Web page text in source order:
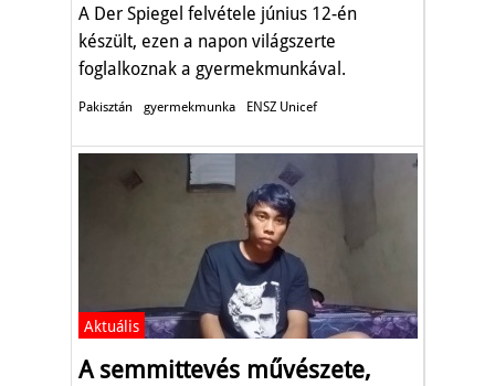
A Der Spiegel felvétele június 12-én
készült, ezen a napon világszerte
foglalkoznak a gyermekmunkával.
Pakisztán gyermekmunka ENSZ Unicef
Aktuális
A semmittevés művészete,